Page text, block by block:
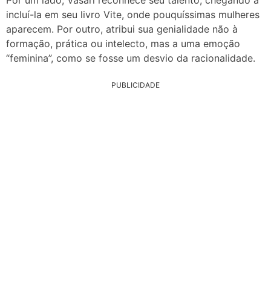
incluí-la em seu livro Vite, onde pouquíssimas mulheres
aparecem. Por outro, atribui sua genialidade não à
formação, prática ou intelecto, mas a uma emoção
“feminina”, como se fosse um desvio da racionalidade.
PUBLICIDADE